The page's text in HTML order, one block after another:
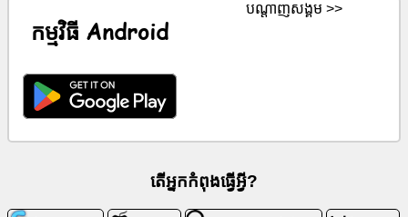
តំណាង
កម្មវិធី Android
ប​ណ្តា​ញ​សង្គម >>
តើអ្នកកំពុងធ្វើអ្វី?